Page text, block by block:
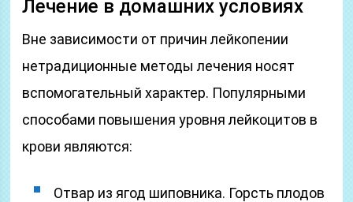
Лечение в домашних условиях
Вне зависимости от причин лейкопении
нетрадиционные методы лечения носят
вспомогательный характер. Популярными
способами повышения уровня лейкоцитов в
крови являются:
Отвар из ягод шиповника. Горсть плодов